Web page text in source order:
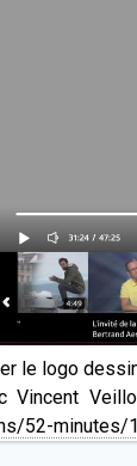
le logo
Vincent
52-minutes/